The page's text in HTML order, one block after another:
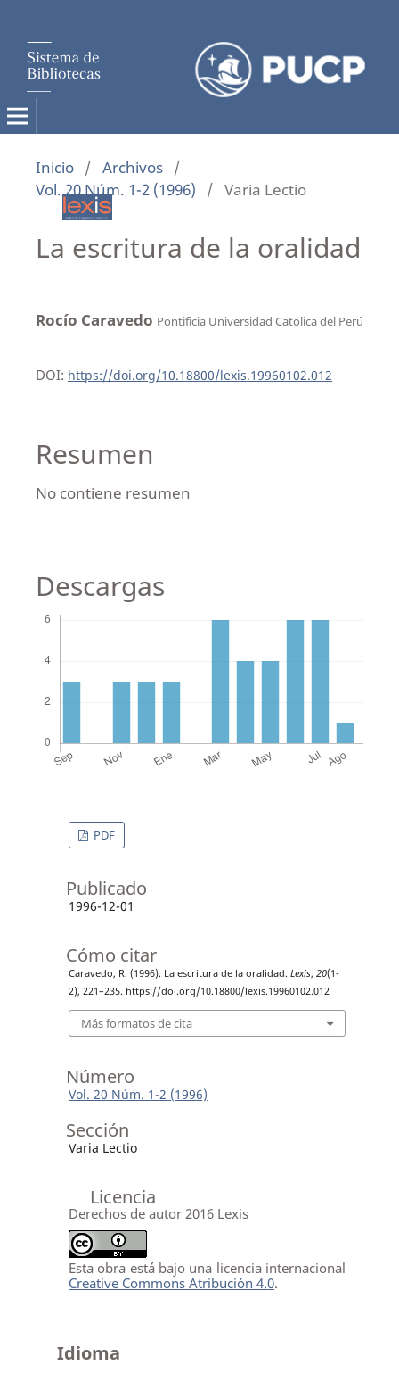
Inicio / Archivos /
Vol. 20 Núm. 1-2 (1996)
/ Varia Lectio
La escritura de la oralidad
Rocío Caravedo Pontificia Universidad Católica del Perú
DOI: https://doi.org/10.18800/lexis.19960102.012
Resumen
No contiene resumen
Descargas
PDF
Publicado
1996-12-01
Cómo citar
Caravedo, R. (1996). La escritura de la oralidad. Lexis, 20(1-
2), 221–235. https://doi.org/10.18800/lexis.19960102.012
Más formatos de cita
Número
Vol. 20 Núm. 1-2 (1996)
Sección
Varia Lectio
Licencia
Derechos de autor 2016 Lexis
Esta obra está bajo una licencia internacional
Creative Commons Atribución 4.0.
Idioma